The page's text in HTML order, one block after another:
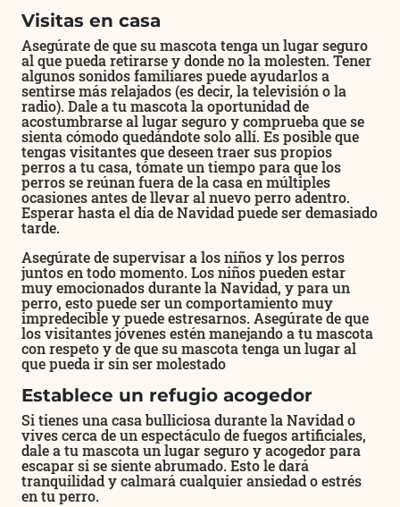
Visitas en casa
Asegúrate de que su mascota tenga un lugar seguro
al que pueda retirarse y donde no la molesten. Tener
algunos sonidos familiares puede ayudarlos a
sentirse más relajados (es decir, la televisión o la
radio). Dale a tu mascota la oportunidad de
acostumbrarse al lugar seguro y comprueba que se
sienta cómodo quedándote solo allí. Es posible que
tengas visitantes que deseen traer sus propios
perros a tu casa, tómate un tiempo para que los
perros se reúnan fuera de la casa en múltiples
ocasiones antes de llevar al nuevo perro adentro.
Esperar hasta el día de Navidad puede ser demasiado
tarde.
Asegúrate de supervisar a los niños y los perros
juntos en todo momento. Los niños pueden estar
muy emocionados durante la Navidad, y para un
perro, esto puede ser un comportamiento muy
impredecible y puede estresarnos. Asegúrate de que
los visitantes jóvenes estén manejando a tu mascota
con respeto y de que su mascota tenga un lugar al
que pueda ir sin ser molestado
Establece un refugio acogedor
Si tienes una casa bulliciosa durante la Navidad o
vives cerca de un espectáculo de fuegos artificiales,
dale a tu mascota un lugar seguro y acogedor para
escapar si se siente abrumado. Esto le dará
tranquilidad y calmará cualquier ansiedad o estrés
en tu perro.